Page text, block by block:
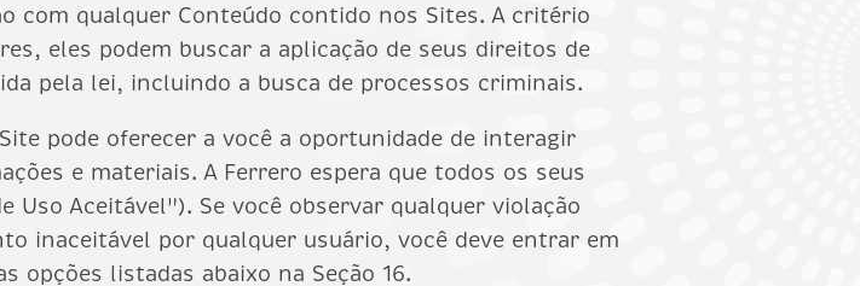
com qualquer Conteúdo contido nos Sites. A critério
eles podem buscar a aplicação de seus direitos de
pela lei, incluindo a busca de processos criminais.
pode oferecer a você a oportunidade de interagir
e materiais. A Ferrero espera que todos os seus
Aceitável"). Se você observar qualquer violação
inaceitável por qualquer usuário, você deve entrar em
opções listadas abaixo na Seção 16.